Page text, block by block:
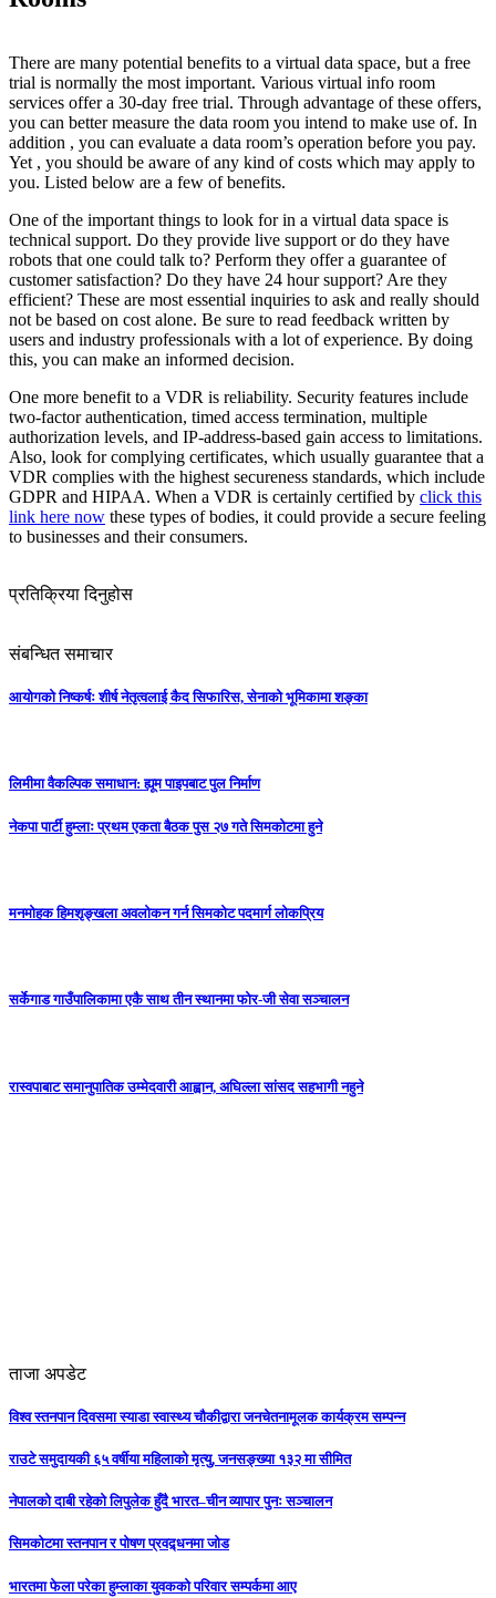
There are many potential benefits to a virtual data space, but a free
trial is normally the most important. Various virtual info room
services offer a 30-day free trial. Through advantage of these offers,
you can better measure the data room you intend to make use of. In
addition , you can evaluate a data room’s operation before you pay.
Yet , you should be aware of any kind of costs which may apply to
you. Listed below are a few of benefits.
One of the important things to look for in a virtual data space is
technical support. Do they provide live support or do they have
robots that one could talk to? Perform they offer a guarantee of
customer satisfaction? Do they have 24 hour support? Are they
efficient? These are most essential inquiries to ask and really should
not be based on cost alone. Be sure to read feedback written by
users and industry professionals with a lot of experience. By doing
this, you can make an informed decision.
One more benefit to a VDR is reliability. Security features include
two-factor authentication, timed access termination, multiple
authorization levels, and IP-address-based gain access to limitations.
Also, look for complying certificates, which usually guarantee that a
VDR complies with the highest secureness standards, which include
GDPR and HIPAA. When a VDR is certainly certified by click this
link here now these types of bodies, it could provide a secure feeling
to businesses and their consumers.
प्रतिक्रिया दिनुहोस
संबन्धित समाचार
आयोगको निष्कर्षः शीर्ष नेतृत्वलाई कैद सिफारिस, सेनाको भूमिकामा शङ्का
लिमीमा वैकल्पिक समाधान: ह्यूम पाइपबाट पुल निर्माण
नेकपा पार्टी हुम्लाः प्रथम एकता बैठक पुस २७ गते सिमकोटमा हुने
मनमोहक हिमशृङ्खला अवलोकन गर्न सिमकोट पदमार्ग लोकप्रिय
सर्केगाड गाउँपालिकामा एकै साथ तीन स्थानमा फोर-जी सेवा सञ्चालन
रास्वपाबाट समानुपातिक उम्मेदवारी आह्वान, अघिल्ला सांसद सहभागी नहुने
ताजा अपडेट
विश्व स्तनपान दिवसमा स्याडा स्वास्थ्य चौकीद्वारा जनचेतनामूलक कार्यक्रम सम्पन्न
राउटे समुदायकी ६५ वर्षीया महिलाको मृत्यु, जनसङ्ख्या १३२ मा सीमित
नेपालको दाबी रहेको लिपुलेक हुँदै भारत–चीन व्यापार पुनः सञ्चालन
सिमकोटमा स्तनपान र पोषण प्रवद्र्धनमा जोड
भारतमा फेला परेका हुम्लाका युवकको परिवार सम्पर्कमा आए